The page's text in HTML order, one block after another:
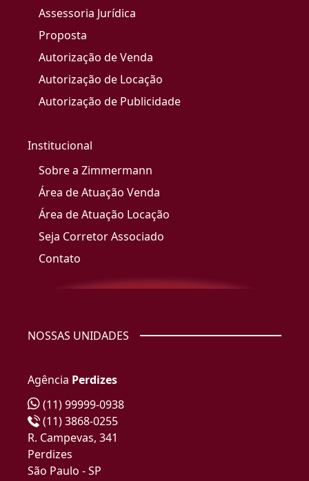
Assessoria Jurídica
Proposta
Autorização de Venda
Autorização de Locação
Autorização de Publicidade
Institucional
Sobre a Zimmermann
Área de Atuação Venda
Área de Atuação Locação
Seja Corretor Associado
Contato
NOSSAS UNIDADES
Agência Perdizes
(11) 99999-0938
(11) 3868-0255
R. Campevas, 341
Perdizes
São Paulo - SP